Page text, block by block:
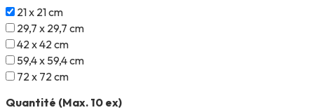
21 x 21 cm
29,7 x 29,7 cm
42 x 42 cm
59,4 x 59,4 cm
72 x 72 cm
Quantité (Max. 10 ex)